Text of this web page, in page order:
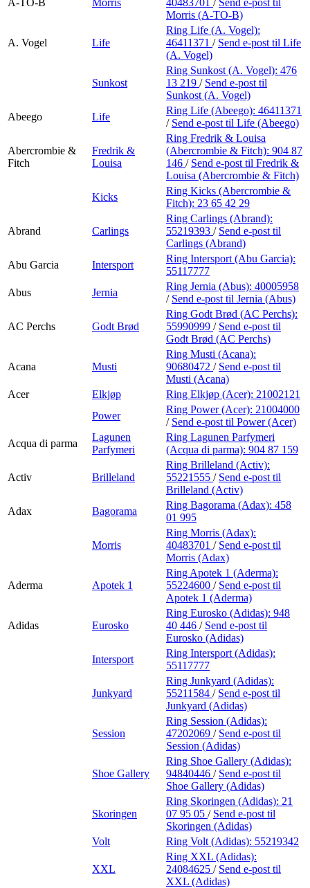
Gavekort
Morris (A-TO-B)
A. Vogel Life
Ring Life (A. Vogel):
46411371 / Send e-post til Life
(A. Vogel)
Sunkost
Ring Sunkost (A. Vogel): 476
13 219 / Send e-post til
Sunkost (A. Vogel)
Abeego
Life
Ring Life (Abeego): 46411371
/ Send e-post til Life (Abeego)
Abercrombie &
Fitch
Fredrik &
Louisa
Ring Fredrik & Louisa
(Abercrombie & Fitch): 904 87
146 / Send e-post til Fredrik &
Louisa (Abercrombie & Fitch)
Kicks
Ring Kicks (Abercrombie &
Fitch): 23 65 42 29
Abrand Carlings
Ring Carlings (Abrand):
55219393 / Send e-post til
Carlings (Abrand)
Abu Garcia
Intersport
Ring Intersport (Abu Garcia):
55117777
Abus
Jernia
Ring Jernia (Abus): 40005958
/ Send e-post til Jernia (Abus)
AC Perchs Godt Brød
Ring Godt Brød (AC Perchs):
55990999 / Send e-post til
Godt Brød (AC Perchs)
Acana Musti
Ring Musti (Acana):
90680472 / Send e-post til
Musti (Acana)
Acer
Elkjøp Ring Elkjøp (Acer): 21002121
Power
Ring Power (Acer): 21004000
/ Send e-post til Power (Acer)
Acqua di parma
Lagunen
Parfymeri
Ring Lagunen Parfymeri
(Acqua di parma): 904 87 159
Activ Brilleland
Ring Brilleland (Activ):
55221555 / Send e-post til
Brilleland (Activ)
Adax
Bagorama
Ring Bagorama (Adax): 458
01 995
Morris
Ring Morris (Adax):
40483701 / Send e-post til
Morris (Adax)
Aderma Apotek 1
Ring Apotek 1 (Aderma):
55224600 / Send e-post til
Apotek 1 (Aderma)
Adidas Eurosko
Ring Eurosko (Adidas): 948
40 446 / Send e-post til
Eurosko (Adidas)
Intersport
Ring Intersport (Adidas):
55117777
Junkyard
Ring Junkyard (Adidas):
55211584 / Send e-post til
Junkyard (Adidas)
Session
Ring Session (Adidas):
47202069 / Send e-post til
Session (Adidas)
Shoe Gallery
Ring Shoe Gallery (Adidas):
94840446 / Send e-post til
Shoe Gallery (Adidas)
Skoringen
Ring Skoringen (Adidas): 21
07 95 05 / Send e-post til
Skoringen (Adidas)
Volt
Ring Volt (Adidas): 55219342
XXL
Ring XXL (Adidas):
24084625 / Send e-post til
XXL (Adidas)